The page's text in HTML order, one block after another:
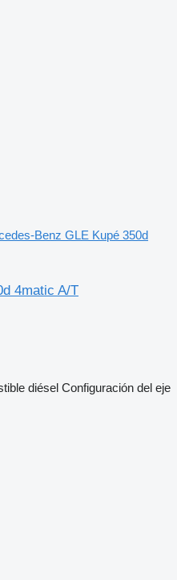
Benz GLE Kupé 350d
4matic A/T
diésel Configuración del eje